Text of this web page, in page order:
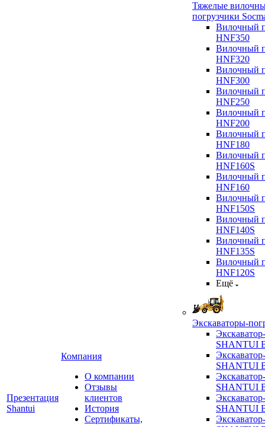
Презентация
Shantui
Компания
О компании
Отзывы
клиентов
История
Сертификаты,
Тяжелые
погрузчики
Вилочный
HNF350
Вилочный
HNF320
Вилочный
HNF300
Вилочный
HNF250
Вилочный
HNF200
Вилочный
HNF180
Вилочный
HNF160S
Вилочный
HNF160
Вилочный
HNF150S
Вилочный
HNF140S
Вилочный
HNF135S
Вилочный
HNF120S
Ещё
Экскаваторы-
SHANTUI
SHANTUI
SHANTUI
SHANTUI